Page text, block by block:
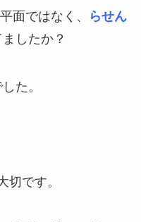
面ではなく、
らせん
したか？
た。
切です。